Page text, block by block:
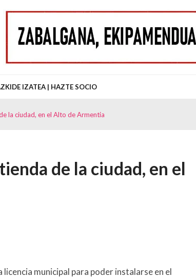
IZATEA | HAZTE SOCIO
la ciudad, en el Alto de Armentia
de la ciudad, en el
municipal para poder instalarse en el